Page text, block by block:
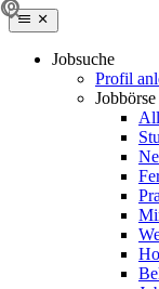
Jobsuche
Profil
Jobbörse